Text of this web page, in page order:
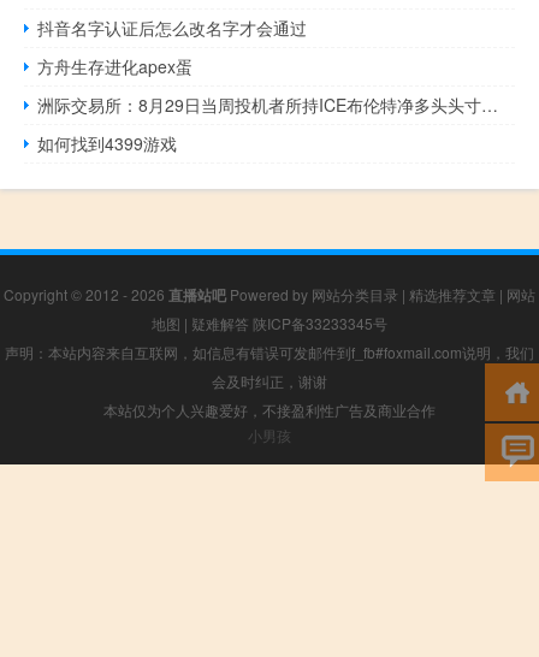
抖音名字认证后怎么改名字才会通过
方舟生存进化apex蛋
洲际交易所：8月29日当周投机者所持ICE布伦特净多头头寸减少15,544手合约至202,227手合约
如何找到4399游戏
Copyright © 2012 - 2026 直播站吧 Powered by 网站分类目录 | 精选推荐文章 | 网站
地图 | 疑难解答 陕ICP备33233345号
声明：本站内容来自互联网，如信息有错误可发邮件到f_fb#foxmail.com说明，我们
会及时纠正，谢谢
本站仅为个人兴趣爱好，不接盈利性广告及商业合作
小男孩